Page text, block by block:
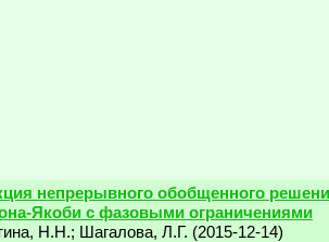
непрерывного обобщенного
Якоби с фазовыми ограничениями
Н.Н.; Шагалова, Л.Г. (2015-12-14)